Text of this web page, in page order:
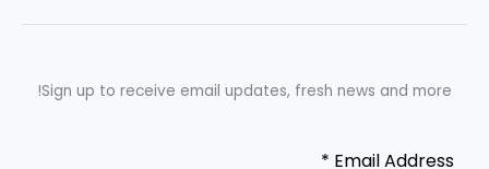
Sign up to receive email updates, fresh news and more!